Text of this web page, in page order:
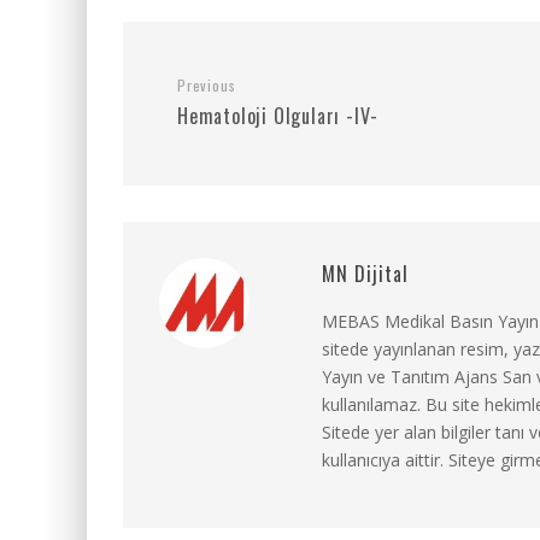
Previous
Hematoloji Olguları -IV-
MN Dijital
MEBAS Medikal Basın
sitede yayınlanan resim,
Yayın ve Tanıtım Ajans
kullanılamaz. Bu site
Sitede yer alan bilgiler tanı
kullanıcıya aittir. Siteye